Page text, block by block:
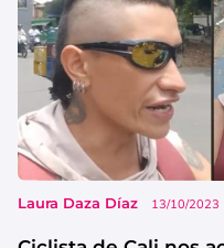
Laura Daza Díaz 13/10/2023